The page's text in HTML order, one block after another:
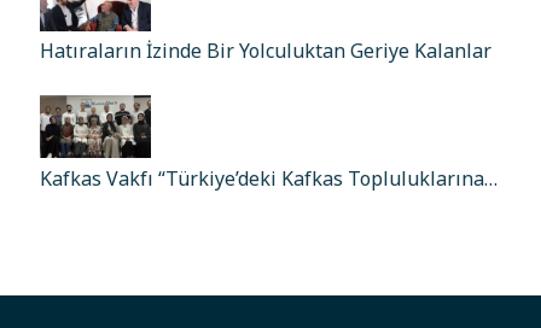
Hatıraların İzinde Bir Yolculuktan Geriye Kalanlar
Kafkas Vakfı “Türkiye’deki Kafkas Topluluklarına…